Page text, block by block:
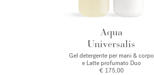
Aqua
Universalis
Gel detergente per mani & corpo
e Latte profumato Duo
€ 175,00